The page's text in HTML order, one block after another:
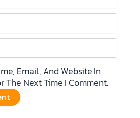
Email, And Website In
The Next Time I Comment.